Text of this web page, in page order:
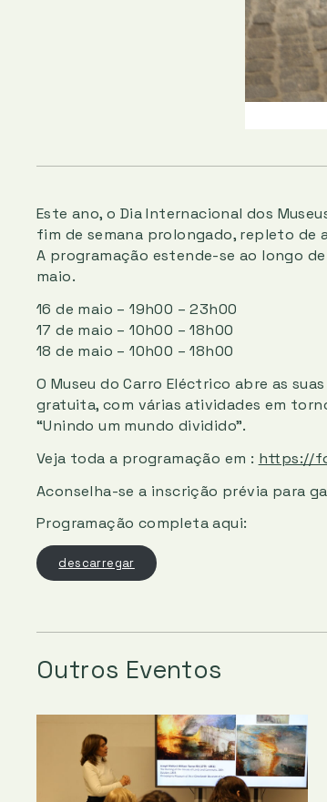
Este ano, o Dia Internacional dos
fim de semana prolongado, repleto de
A programação estende-se ao longo
maio.
16 de maio – 19h00 – 23h00
17 de maio – 10h00 – 18h00
18 de maio – 10h00 – 18h00
O Museu do Carro Eléctrico abre as
gratuita, com várias atividades em
“Unindo um mundo dividido”.
Veja toda a programação em : https://
Aconselha-se a inscrição prévia para
Programação completa aqui:
descarregar
Outros Eventos